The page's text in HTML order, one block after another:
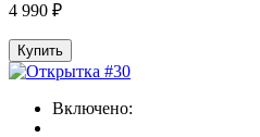
4 990 ₽
Купить
Включено: